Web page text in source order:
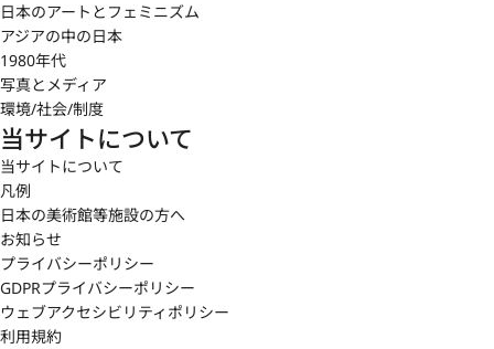
日本のアートとフェミニズム
アジアの中の日本
1980年代
写真とメディア
環境/社会/制度
当サイトについて
当サイトについて
凡例
日本の美術館等施設の方へ
お知らせ
プライバシーポリシー
GDPRプライバシーポリシー
ウェブアクセシビリティポリシー
利用規約